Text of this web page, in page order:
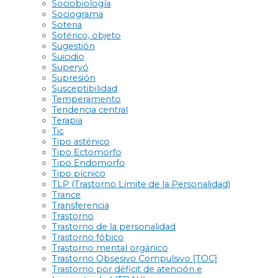
Sociobiología
Sociograma
Soteria
Sotérico, objeto
Sugestión
Suicidio
Superyó
Supresión
Susceptibilidad
Temperamento
Tendencia central
Terapia
Tic
Tipo asténico
Tipo Ectomorfo
Tipo Endomorfo
Tipo pícnico
TLP (Trastorno Límite de la Personalidad)
Trance
Transferencia
Trastorno
Trastorno de la personalidad
Trastorno fóbico
Trastorno mental orgánico
Trastorno Obsesivo Compulsivo [TOC]
Trastorno por déficit de atención e